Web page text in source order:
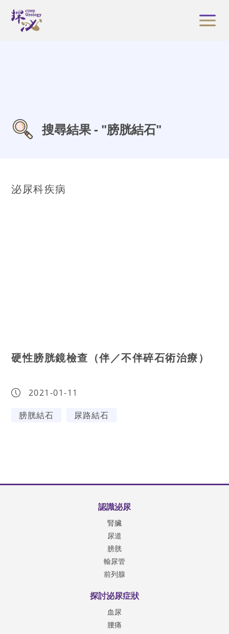
搜尋結果 - "膀胱結石"
泌尿科疾病
硬性膀胱鏡檢查（伴／不伴碎石術治療）
2021-01-11
膀胱結石
尿路結石
認識泌尿
腎臟
尿道
膀胱
輸尿管
前列腺
探討泌尿症狀
血尿
腰痛